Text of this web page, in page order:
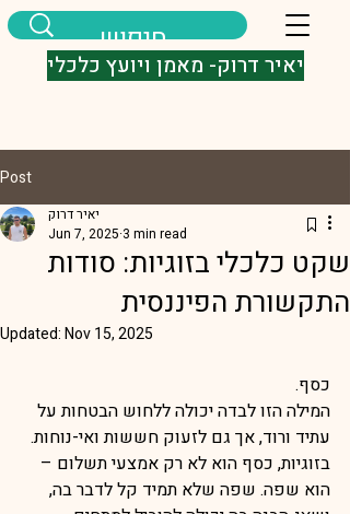
יאיר דרוק- מאמן ויועץ כלכלי
Post
שקט כלכלי בזוגיות: סודות
התקשורת הפיננסית
יאיר דרוק
Jun 7, 2025 3 min read
Updated:Nov 15, 2025
כסף.
המילה הזו לבדה יכולה ללחוש הבטחות על
עתיד ורוד, אך גם לזעוק חששות ואי-נוחות.
בזוגיות, כסף הוא לא רק אמצעי תשלום –
הוא שפה. שפה שלא תמיד קל לדבר בה,